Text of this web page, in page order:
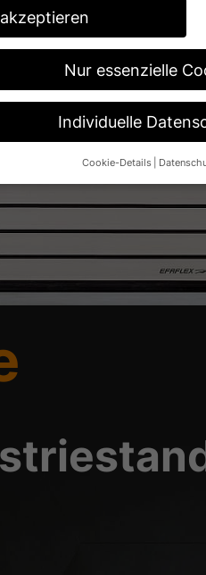
Nur essenzielle
Individuelle
Cookie-Details
alt sind und Ihre Zustimmung
um Erlaubnis bitten.
Website und Ihre Erfahrung zu
B. IP-Adressen), z. B. für
über alle verwendeten
Informationen anzeigen lassen
grundlegende Funktionen und